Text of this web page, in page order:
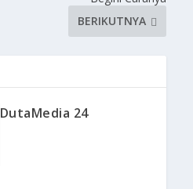
BERIKUTNYA
DutaMedia 24